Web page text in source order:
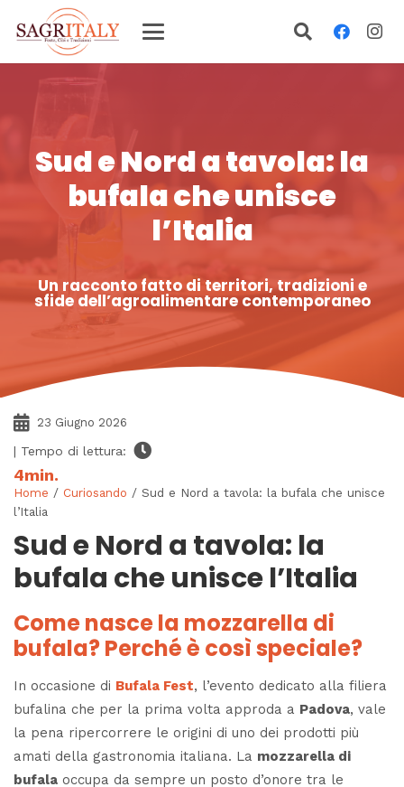
Sud e Nord a tavola: la
bufala che unisce
l’Italia
Un racconto fatto di territori, tradizioni e
sfide dell’agroalimentare contemporaneo
23 Giugno 2026
| Tempo di lettura:
4min.
Home / Curiosando / Sud e Nord a tavola: la bufala che unisce
l’Italia
Sud e Nord a tavola: la
bufala che unisce l’Italia
Come nasce la mozzarella di
bufala? Perché è così speciale?
In occasione di Bufala Fest, l’evento dedicato alla filiera
bufalina che per la prima volta approda a Padova, vale
la pena ripercorrere le origini di uno dei prodotti più
amati della gastronomia italiana. La mozzarella di
bufala occupa da sempre un posto d’onore tra le